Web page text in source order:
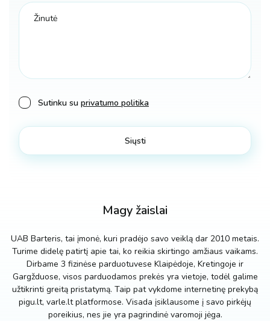
Sutinku su privatumo politika
Magy žaislai
UAB Barteris, tai įmonė, kuri pradėjo savo veiklą dar 2010 metais.
Turime didelę patirtį apie tai, ko reikia skirtingo amžiaus vaikams.
Dirbame 3 fizinėse parduotuvese Klaipėdoje, Kretingoje ir
Gargžduose, visos parduodamos prekės yra vietoje, todėl galime
užtikrinti greitą pristatymą. Taip pat vykdome internetinę prekybą
pigu.lt, varle.lt platformose. Visada įsiklausome į savo pirkėjų
poreikius, nes jie yra pagrindinė varomoji jėga.